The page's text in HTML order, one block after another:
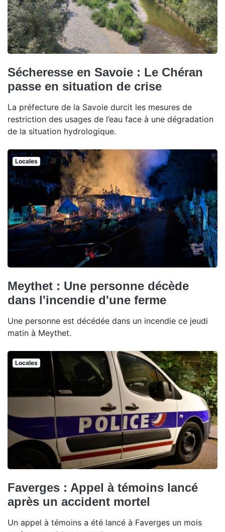
Sécheresse en Savoie : Le Chéran
passe en situation de crise
La préfecture de la Savoie durcit les mesures de
restriction des usages de l’eau face à une dégradation
de la situation hydrologique.
Locales
Meythet : Une personne décède
dans l'incendie d'une ferme
Une personne est décédée dans un incendie ce jeudi
matin à Meythet.
Locales
Faverges : Appel à témoins lancé
après un accident mortel
Un appel à témoins a été lancé à Faverges un mois